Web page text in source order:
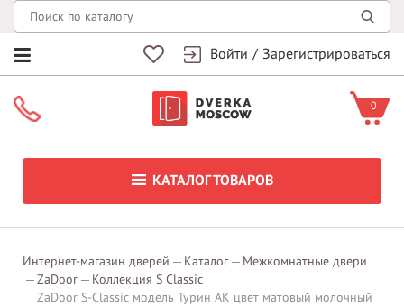
Войти / Зарегистрироваться
0
КАТАЛОГ ТОВАРОВ
Интернет-магазин дверей Каталог
Межкомнатные двери
ZaDoor
Коллекция S Classic
ZaDoor S-Classic модель Турин АК цвет матовый молочный